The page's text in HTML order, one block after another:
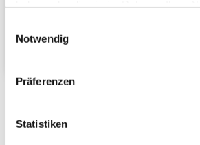
Notwendig
Präferenzen
Statistiken
Das Gemeindehaus Neureut Süd ist